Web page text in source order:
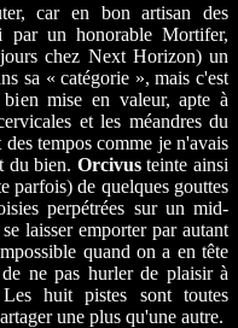
car en bon artisan des
par un honorable Mortifer,
chez Next Horizon) un
sa « catégorie », mais c'est
mise en valeur, apte à
et les méandres du
tempos comme je n'avais
du bien. Orcivusteinte ainsi
parfois) de quelques gouttes
perpétrées sur un mid-
laisser emporter par autant
quand on a en tête
ne pas hurler de plaisir à
huit pistes sont toutes
une plus qu'une autre.